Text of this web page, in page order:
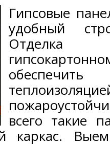
Гипсовые
удобный
Отделка
всего такие
каркас.